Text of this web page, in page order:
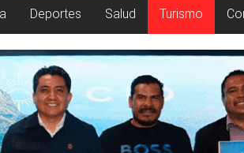
Deportes Salud Turismo